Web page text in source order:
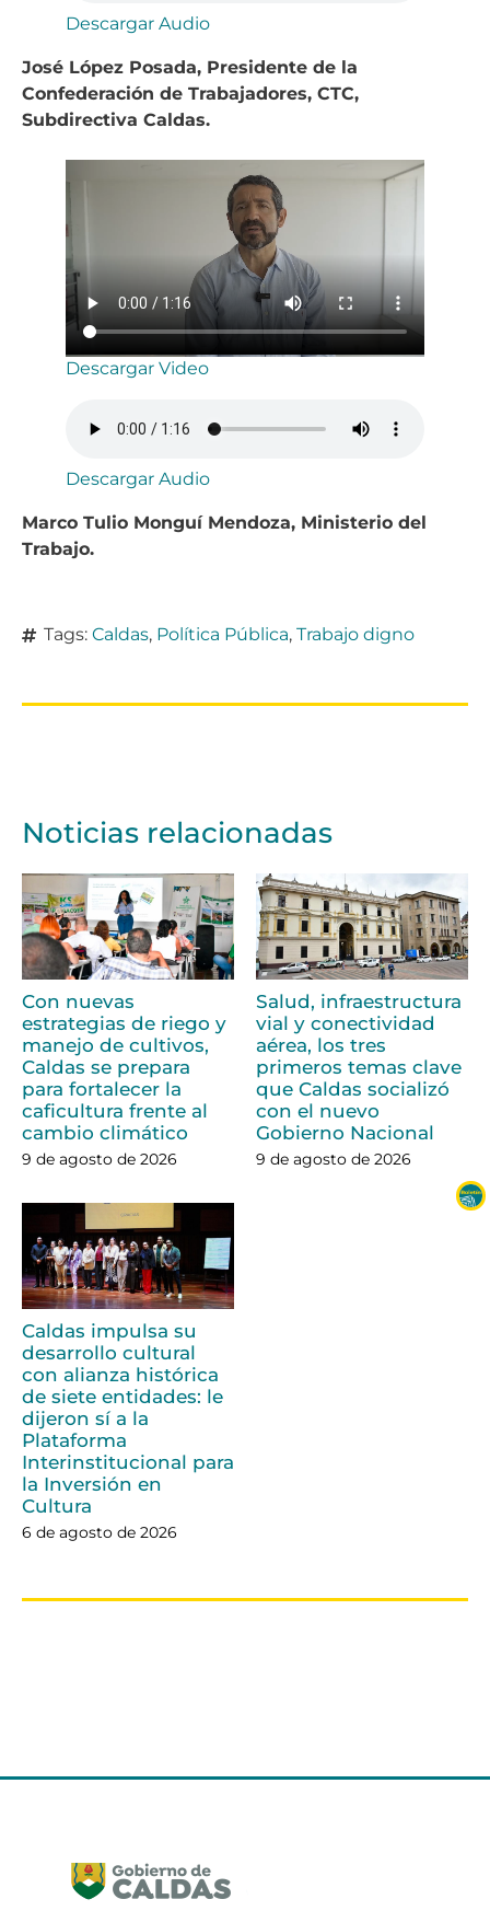
Descargar Audio
José López Posada, Presidente de la
Confederación de Trabajadores, CTC,
Subdirectiva Caldas.
Descargar Video
Descargar Audio
Marco Tulio Monguí Mendoza, Ministerio del
Trabajo.
Tags: Caldas, Política Pública, Trabajo digno
Noticias relacionadas
Con nuevas
estrategias de riego y
manejo de cultivos,
Caldas se prepara
para fortalecer la
caficultura frente al
cambio climático
9 de agosto de 2026
Salud, infraestructura
vial y conectividad
aérea, los tres
primeros temas clave
que Caldas socializó
con el nuevo
Gobierno Nacional
9 de agosto de 2026
Caldas impulsa su
desarrollo cultural
con alianza histórica
de siete entidades: le
dijeron sí a la
Plataforma
Interinstitucional para
la Inversión en
Cultura
6 de agosto de 2026